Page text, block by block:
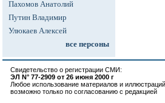
Пахомов Анатолий
Путин Владимир
Улюкаев Алексей
все персоны
Свидетельство о регистрации СМИ:
ЭЛ N° 77-2909 от 26 июня 2000 г
Любое использование материалов и иллюстраций
возможно только по согласованию с редакцией